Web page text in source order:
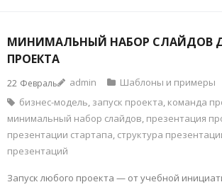
МИНИМАЛЬНЫЙ НАБОР СЛАЙДОВ
ПРОЕКТА
22 Февраль admin
Шаблоны и примеры
бизнес-модель, запуск проекта, команда
минимальный набор слайдов, презентация
презентации стартапа, структура
презентаций
Запуск любого проекта — от учебной